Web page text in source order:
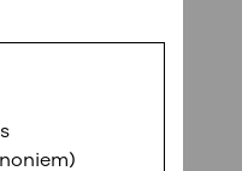
aan OLVG
medische
MijnOLVG